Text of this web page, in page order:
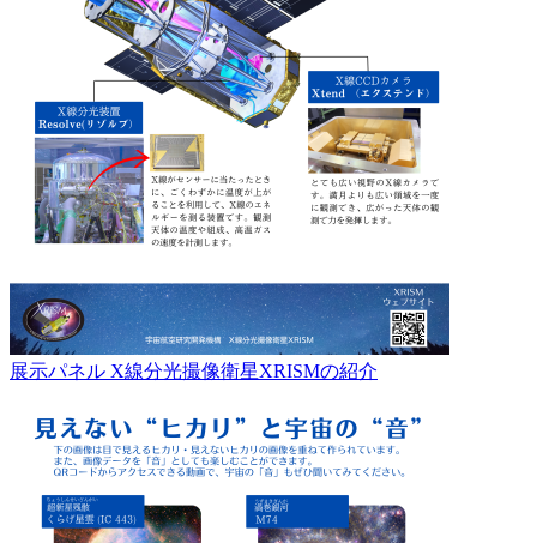
展示パネル X線分光撮像衛星XRISMの紹介